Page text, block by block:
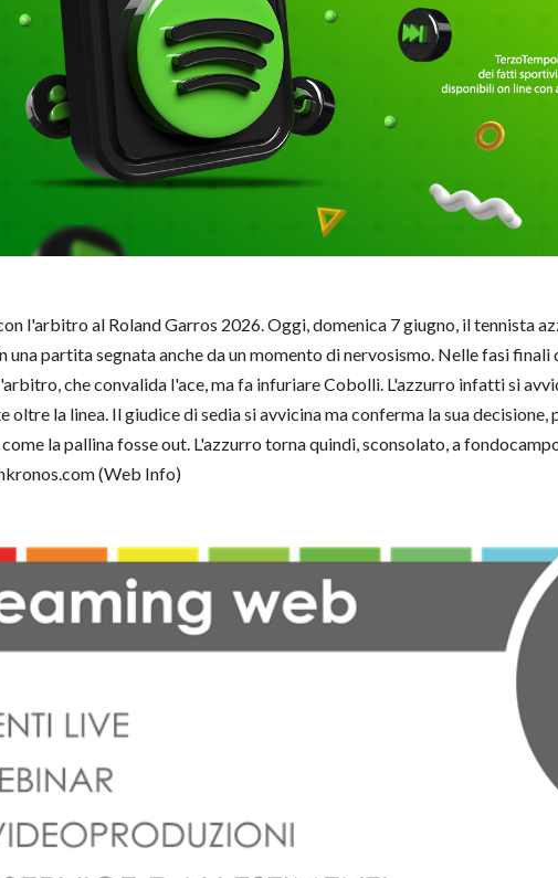
l'arbitro al Roland Garros 2026. Oggi, domenica 7 giugno, il tennista
una partita segnata anche da un momento di nervosismo. Nelle fasi
che convalida l'ace, ma fa infuriare Cobolli. L'azzurro infatti si
oltre la linea. Il giudice di sedia si avvicina ma conferma la sua
la pallina fosse out. L'azzurro torna quindi, sconsolato, a
(Web Info)